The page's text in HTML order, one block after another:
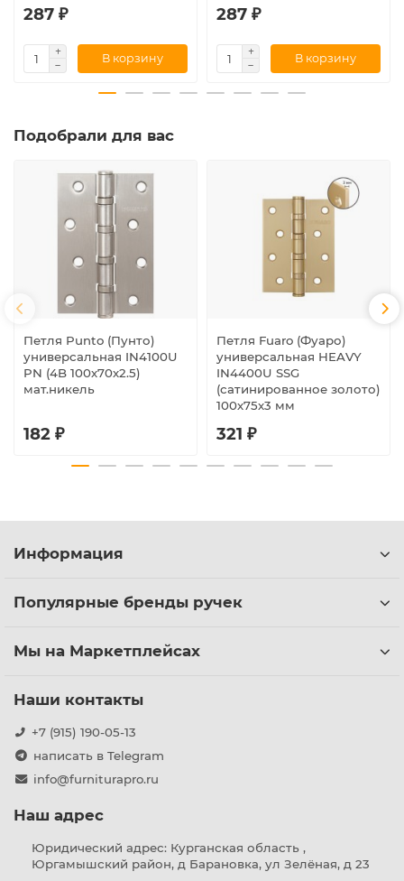
287 ₽
В корзину
287 ₽
В корзину
Подобрали для вас
Петля Punto (Пунто)
универсальная IN4100U
PN (4B 100х70х2.5)
мат.никель
182 ₽
Петля Fuaro (Фуаро)
универсальная HEAVY
IN4400U SSG
(сатинированное золото)
100х75х3 мм
321 ₽
Информация
Популярные бренды ручек
Мы на Маркетплейсах
Наши контакты
+7 (915) 190-05-13
написать в Telegram
info@furniturapro.ru
Наш адрес
Юридический адрес: Курганская область ,
Юргамышский район, д Барановка, ул Зелёная, д 23